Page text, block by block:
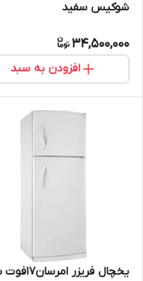
شوکیس سفید
34,500,000
افزودن به سبد
یخچال فریزر امرسان17فوت سفید